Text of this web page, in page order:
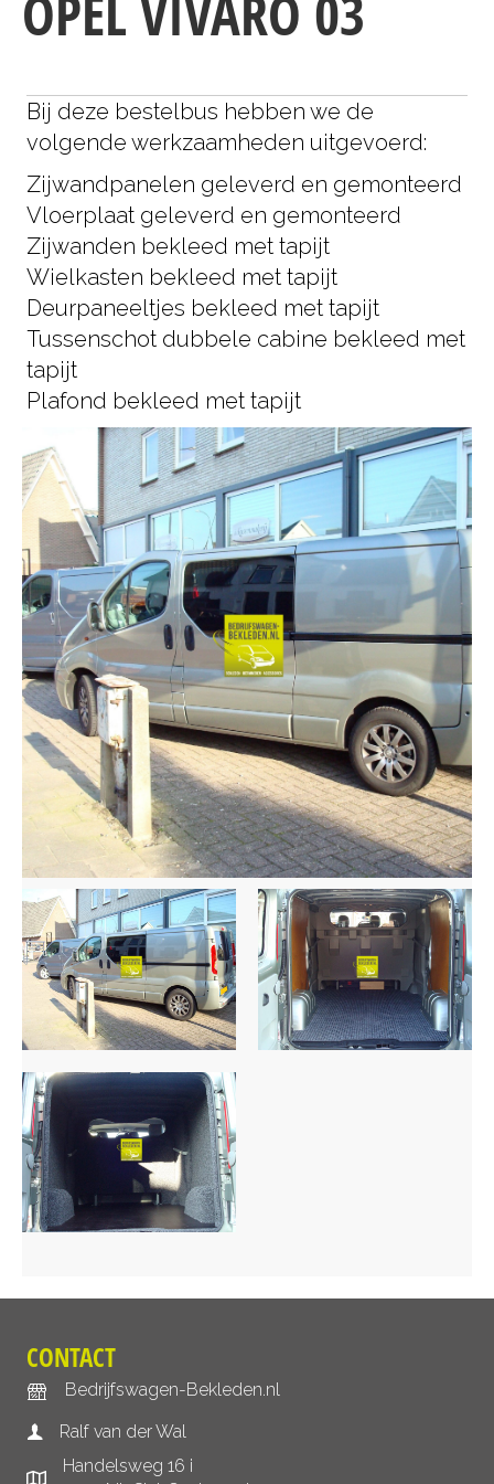
Bij deze bestelbus hebben we de
volgende werkzaamheden uitgevoerd:
Zijwandpanelen geleverd en gemonteerd
Vloerplaat geleverd en gemonteerd
Zijwanden bekleed met tapijt
Wielkasten bekleed met tapijt
Deurpaneeltjes bekleed met tapijt
Tussenschot dubbele cabine bekleed met
tapijt
Plafond bekleed met tapijt
CONTACT
Bedrijfswagen-Bekleden.nl
Ralf van der Wal
Handelsweg 16 i